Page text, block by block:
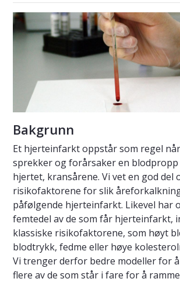
Bakgrunn
Et hjerteinfarkt oppstår som regel
sprekker og forårsaker en
hjertet, kransårene. Vi vet en god del
risikofaktorene for slik
påfølgende hjerteinfarkt. Likevel har
femtedel av de som får hjerteinfarkt,
klassiske risikofaktorene, som høyt
blodtrykk, fedme eller høye
Vi trenger derfor bedre modeller for
flere av de som står i fare for å